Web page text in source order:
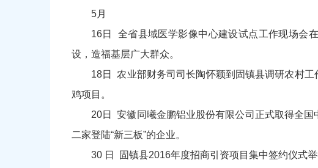
5月
16日 全省县域医学影像中心建设试点工作现场会
设，造福基层广大群众。
18日 农业部财务司司长陶怀颖到固镇县调研农村
鸡项目。
20日 安徽同曦金鹏铝业股份有限公司正式取得全
二家登陆“新三板”的企业。
30 日 固镇县2016年度招商引资项目集中签约仪式